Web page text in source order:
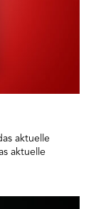
aktuelle
aktuelle